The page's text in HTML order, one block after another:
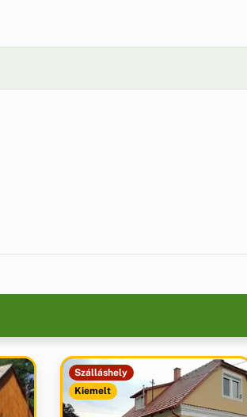
Szálláshely
Kiemelt